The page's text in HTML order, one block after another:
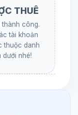
THUÊ
công.
tài khoản
thuộc danh
dưới nhé!